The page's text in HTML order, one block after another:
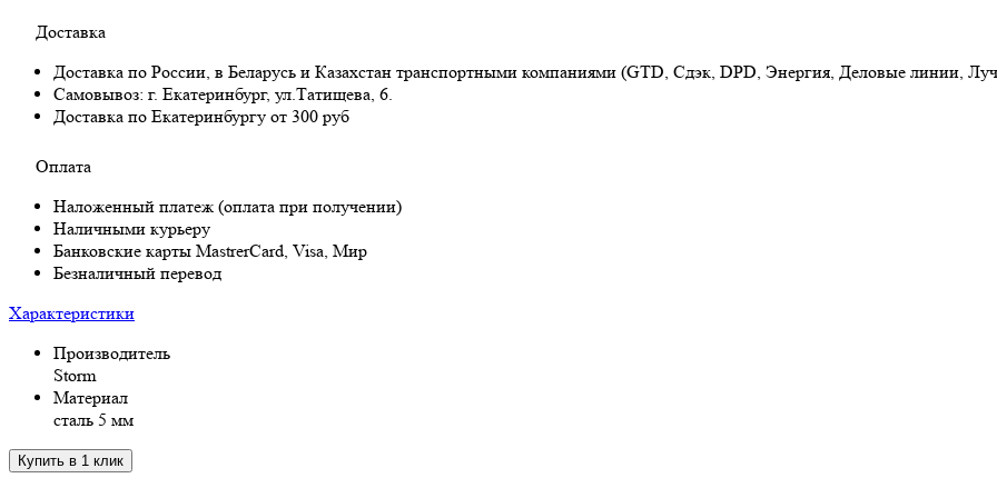
Доставка
Доставка по России, в Беларусь и Казахстан транспортными компаниями (GTD, Сдэк, DPD, Энергия, Деловые линии,
Самовывоз: г. Екатеринбург, ул.Татищева, 6.
Доставка по Екатеринбургу от 300 руб
Оплата
Наложенный платеж (оплата при получении)
Наличными курьеру
Банковские карты MastrerCard, Visa, Мир
Безналичный перевод
Характеристики
Производитель
Storm
Материал
сталь 5 мм